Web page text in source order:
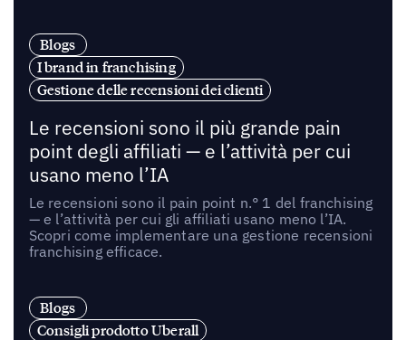
Blogs
I brand in franchising
Gestione delle recensioni dei clienti
Le recensioni sono il più grande pain
point degli affiliati — e l’attività per cui
usano meno l’IA
Le recensioni sono il pain point n.° 1 del franchising
— e l’attività per cui gli affiliati usano meno l’IA.
Scopri come implementare una gestione recensioni
franchising efficace.
Blogs
Consigli prodotto Uberall